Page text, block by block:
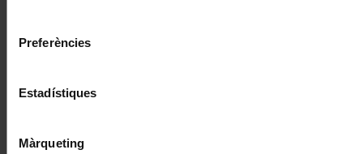
Preferències
Estadístiques
Màrqueting